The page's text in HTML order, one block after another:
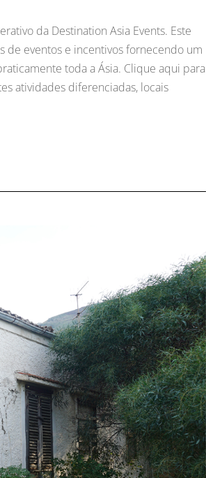
da Destination Asia Events. Este
de eventos e incentivos fornecendo um
toda a Ásia. Clique aqui para
atividades diferenciadas, locais